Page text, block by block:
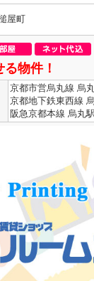
屋町
物件！
京都市営烏丸線 烏
京都地下鉄東西線
阪急京都本線 烏丸